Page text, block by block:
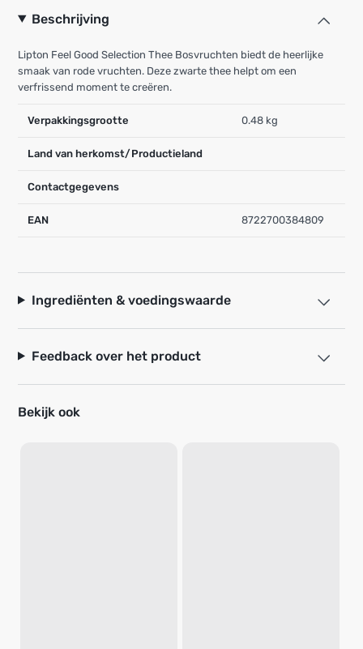
Beschrijving
Lipton Feel Good Selection Thee Bosvruchten biedt de heerlijke
smaak van rode vruchten. Deze zwarte thee helpt om een
verfrissend moment te creëren.
Verpakkingsgrootte 0.48 kg
Land van herkomst/Productieland
Contactgegevens
EAN 8722700384809
Ingrediënten & voedingswaarde
Feedback over het product
Bekijk ook